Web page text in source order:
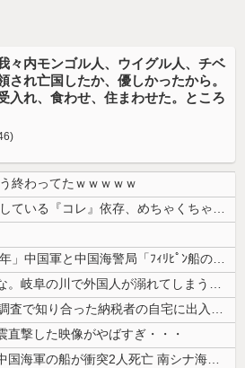
々内モンゴル人、ウイグル人、チベ
され亡国したか、優しかったから。
入れ、食わせ、住まわせた。ところ
終わってたｗｗｗｗｗ
【緊急】 今の若者に急増している『コレ』依存、めちゃくちゃ深刻な模様w...
中国「衝突事故！（2025年」中国軍と中国海警局「ﾌｨﾘﾋﾟﾝ船の追跡...
【動画】よく助けられたな。岐阜の川で外国人が溺れてしまう事故。
国税局職員（25）、税務調査で知り合った納税者の自宅に出入りしお小遣い...
直撃した映像がやばすぎ・・・
【速報】中国の海警局と中国海軍の船が衝突2人死亡 南シナ海でフィリピン...